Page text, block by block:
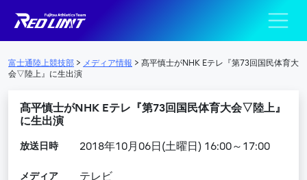
メインナビゲーション
陸上競技部 –
富士通陸上競技部 > メディア情報 > 髙平慎士がNHK Eテレ『第73回国民体育大
会▽陸上』に生出演
髙平慎士がNHK Eテレ『第73回国民体育大会▽陸上』
に生出演
放送日時 2018年10月06日(土曜日) 16:00～17:00
メディア テレビ